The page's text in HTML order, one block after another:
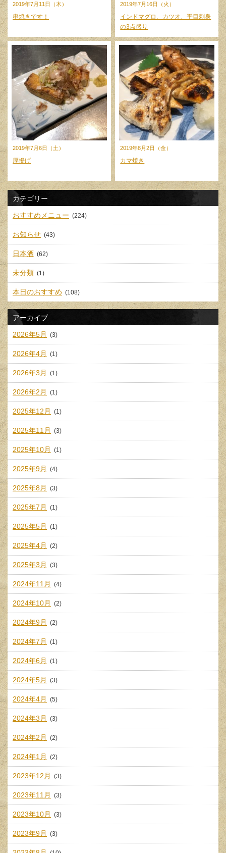
2019年7月11日（木）
串焼きです！
2019年7月16日（火）
インドマグロ、カツオ、平目刺身
の3点盛り
2019年7月6日（土）
厚揚げ
2019年8月2日（金）
カマ焼き
カテゴリー
おすすめメニュー (224)
お知らせ (43)
日本酒 (62)
未分類 (1)
本日のおすすめ (108)
アーカイブ
2026年5月 (3)
2026年4月 (1)
2026年3月 (1)
2026年2月 (1)
2025年12月 (1)
2025年11月 (3)
2025年10月 (1)
2025年9月 (4)
2025年8月 (3)
2025年7月 (1)
2025年5月 (1)
2025年4月 (2)
2025年3月 (3)
2024年11月 (4)
2024年10月 (2)
2024年9月 (2)
2024年7月 (1)
2024年6月 (1)
2024年5月 (3)
2024年4月 (5)
2024年3月 (3)
2024年2月 (2)
2024年1月 (2)
2023年12月 (3)
2023年11月 (3)
2023年10月 (3)
2023年9月 (3)